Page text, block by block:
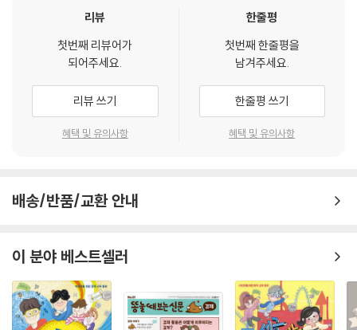
매일 마주하는 GMO, 이제는 알고 먹자
어린이들이 즐겨 먹는 아이스크림, 주스, 빵, 과자, 젤리를 만들 때 공통으
로 들어가는 재료가 무엇일까? 바로 옥수수이다. 식품 회사는 단맛을 내는
시럽을 만들 때 비싼 설탕 대신 달콤하면서도 저렴한 옥수수를 사용한다.
그리고 그 시럽을 아이스크림, 과자 등에 넣는 것이다. 문제는 이렇게 쓰이
는 옥수수가 대부분 ‘유전자 조작 식품’ 혹은 ‘유전자 변형 식품’이라고 불
고 있을까? 이 책은 GMO에 대해 어린이 눈높이로 알기 쉽게 설명하여 어
린이들이 자신의 몸을 건강하게 지키는 데 도움을 준다.
퀴즈, 유해 물질! - 미생물이 묻고 어린이가 답한다 / 글 양서윤 | 그림 이
리뷰
첫번째 리뷰어가
되어주세요.
리뷰 쓰기
혜택 및 유의사항
한줄평
첫번째 한줄평을
남겨주세요.
한줄평 쓰기
혜택 및 유의사항
배송/반품/교환 안내
이 분야 베스트셀러